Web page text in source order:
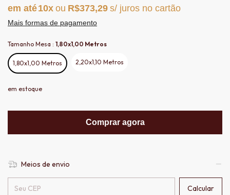
10 R$373,29
Mais formas de pagamento
Tamanho Mesa : 1,80x1,00 Metros
1,80x1,00 Metros 2,20x1,10 Metros
em estoque
Comprar agora
Meios de envio
Entregas para o CEP:
Calcular